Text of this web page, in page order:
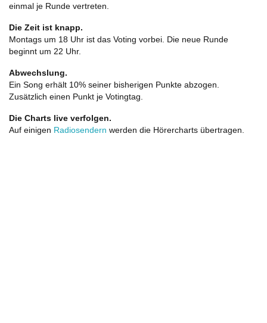
einmal je Runde vertreten.
Die Zeit ist knapp.
Montags um 18 Uhr ist das Voting vorbei. Die neue Runde
beginnt um 22 Uhr.
Abwechslung.
Ein Song erhält 10% seiner bisherigen Punkte abzogen.
Zusätzlich einen Punkt je Votingtag.
Die Charts live verfolgen.
Auf einigen Radiosendern werden die Hörercharts übertragen.